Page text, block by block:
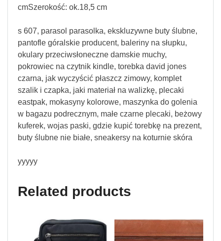
cmSzerokość: ok.18,5 cm
s 607, parasol parasolka, ekskluzywne buty ślubne,
pantofle góralskie producent, baleriny na słupku,
okulary przeciwsłoneczne damskie muchy,
pokrowiec na czytnik kindle, torebka david jones
czarna, jak wyczyścić płaszcz zimowy, komplet
szalik i czapka, jaki materiał na walizkę, plecaki
eastpak, mokasyny kolorowe, maszynka do golenia
w bagazu podrecznym, małe czarne plecaki, beżowy
kuferek, wojas paski, gdzie kupić torebkę na prezent,
buty ślubne nie białe, sneakersy na koturnie skóra
yyyyy
Related products